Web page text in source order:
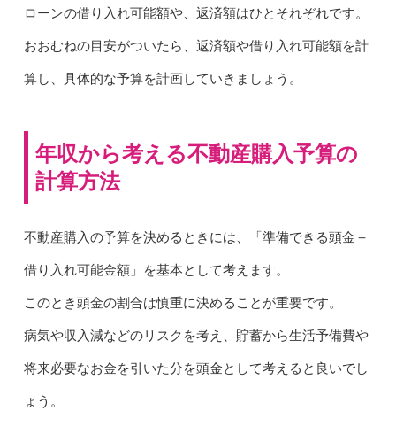
ローンの借り入れ可能額や、返済額はひとそれぞれです。
おおむねの目安がついたら、返済額や借り入れ可能額を計
算し、具体的な予算を計画していきましょう。
年収から考える不動産購入予算の
計算方法
不動産購入の予算を決めるときには、「準備できる頭金＋
借り入れ可能金額」を基本として考えます。
このとき頭金の割合は慎重に決めることが重要です。
病気や収入減などのリスクを考え、貯蓄から生活予備費や
将来必要なお金を引いた分を頭金として考えると良いでし
ょう。